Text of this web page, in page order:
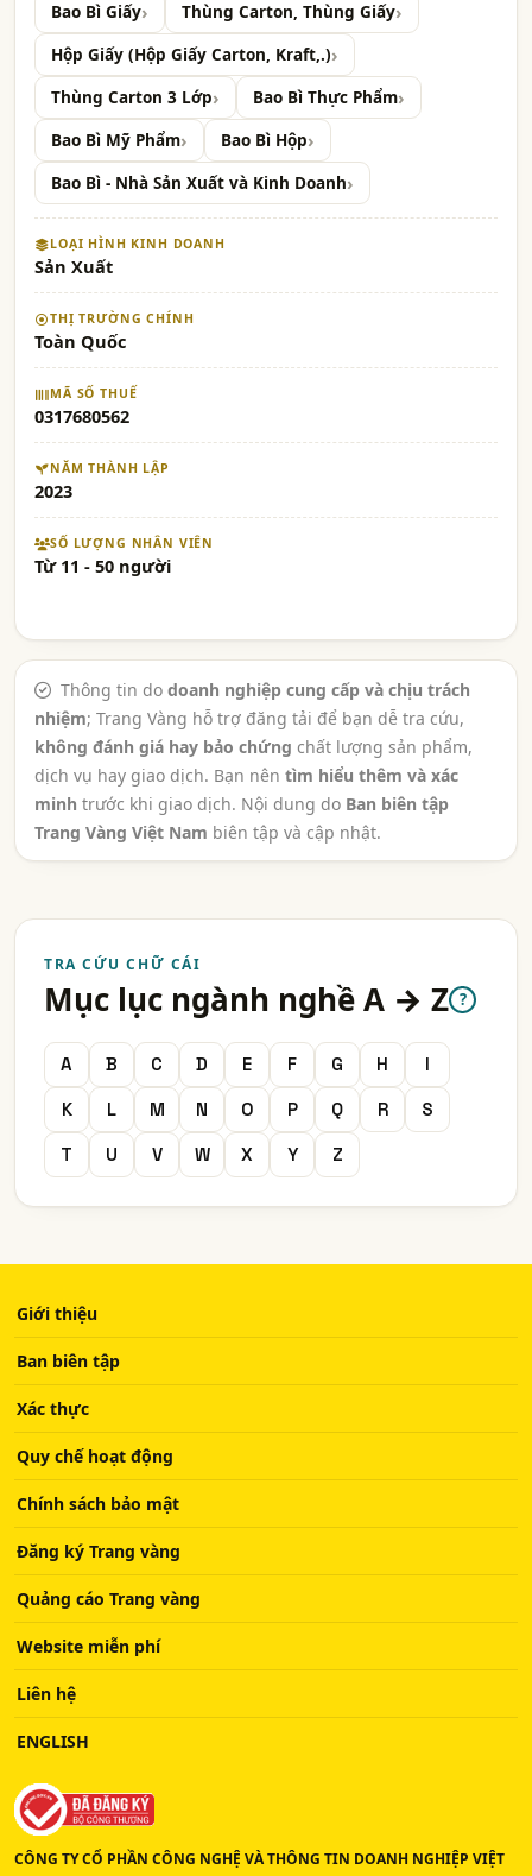
Bao Bì Giấy
Thùng Carton, Thùng Giấy
Hộp Giấy (Hộp Giấy Carton, Kraft,.)
Thùng Carton 3 Lớp
Bao Bì Thực Phẩm
Bao Bì Mỹ Phẩm
Bao Bì Hộp
Bao Bì - Nhà Sản Xuất và Kinh Doanh
LOẠI HÌNH KINH DOANH
Sản Xuất
THỊ TRƯỜNG CHÍNH
Toàn Quốc
MÃ SỐ THUẾ
0317680562
NĂM THÀNH LẬP
2023
SỐ LƯỢNG NHÂN VIÊN
Từ 11 - 50 người
Thông tin do doanh nghiệp cung cấp và chịu trách
nhiệm; Trang Vàng hỗ trợ đăng tải để bạn dễ tra cứu,
không đánh giá hay bảo chứng chất lượng sản phẩm,
dịch vụ hay giao dịch. Bạn nên tìm hiểu thêm và xác
minh trước khi giao dịch. Nội dung do Ban biên tập
Trang Vàng Việt Nam biên tập và cập nhật.
TRA CỨU CHỮ CÁI
Mục lục ngành nghề A → Z ?
A B C D E F G H
I
K
L M N O P Q R
S
T
U V W X Y Z
Giới thiệu
Ban biên tập
Xác thực
Quy chế hoạt động
Chính sách bảo mật
Đăng ký Trang vàng
Quảng cáo Trang vàng
Website miễn phí
Liên hệ
ENGLISH
CÔNG TY CỔ PHẦN CÔNG NGHỆ VÀ THÔNG TIN DOANH NGHIỆP VIỆT